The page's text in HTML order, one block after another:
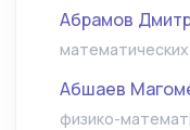
Абрамов
Абшаев
физико-